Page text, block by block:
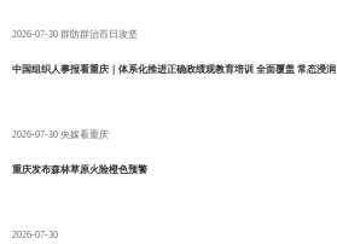
2026-07-30 群防群治百日攻坚
中国组织人事报看重庆｜体系化推进正确政绩观教育培训 全面覆盖 常态浸润
2026-07-30 央媒看重庆
重庆发布森林草原火险橙色预警
2026-07-30